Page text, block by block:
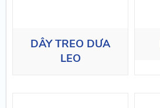
DÂY TREO DƯA
LEO